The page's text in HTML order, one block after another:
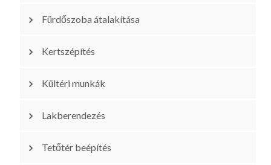
Fürdőszoba átalakítása
Kertszépítés
Kültéri munkák
Lakberendezés
Tetőtér beépítés